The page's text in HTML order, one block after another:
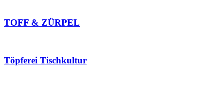
TOFF & ZÜRPEL
Töpferei Tischkultur